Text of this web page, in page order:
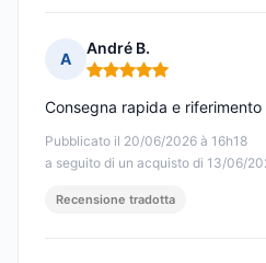
A
André B.
Nota: 5 su 5
Pubblicato il 20/06/2026 à 16h18
a seguito di un acquisto di 13/06/
Consegna rapida e
Recensione tradotta